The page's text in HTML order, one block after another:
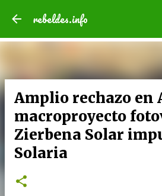
Ir al contenido
rebeldes.info
Amplio rechazo en
macroproyecto
Zierbena Solar
Solaria